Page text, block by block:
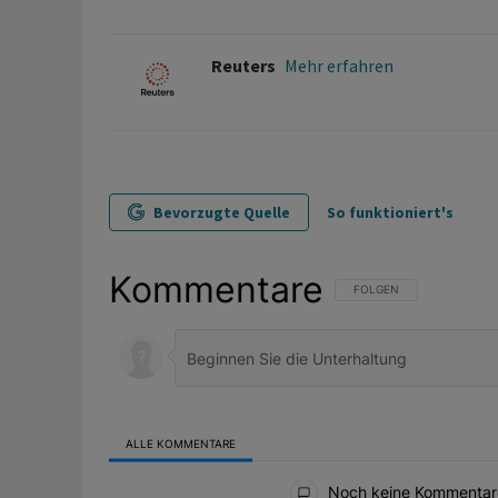
Reuters Mehr erfahren
Bevorzugte Quelle So funktioniert's
Kommentare FOLGE DIESER
FOLGEN
ALLE KOMMENTARE
Noch keine